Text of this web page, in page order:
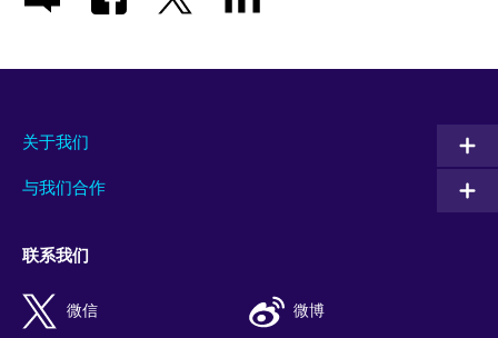
关于我们
与我们合作
联系我们
微信 微博